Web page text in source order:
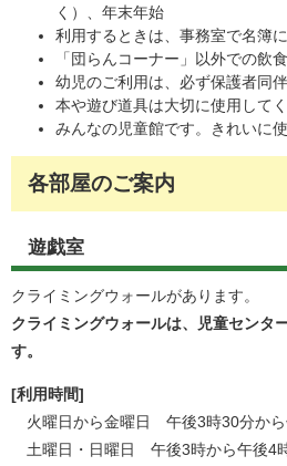
く）、年末年始
利用するときは、事務室で名簿
「団らんコーナー」以外での飲
幼児のご利用は、必ず保護者同
本や遊び道具は大切に使用してく
みんなの児童館です。きれいに使
各部屋のご案内
遊戯室
クライミングウォールがあります。
クライミングウォールは、児童センタ
す。
[利用時間]
火曜日から金曜日 午後3時30分から
土曜日・日曜日 午後3時から午後4